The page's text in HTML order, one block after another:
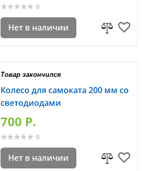
0
Нет в наличии
Товар закончился
Колесо для самоката 200 мм со
светодиодами
700 P.
0
Нет в наличии